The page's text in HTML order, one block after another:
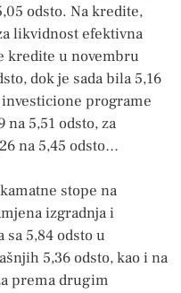
odsto. Na kredite,
likvidnost efektivna
kredite u novembru
dok je sada bila 5,16
programe
na 5,51 odsto, za
na 5,45 odsto…
stope na
izgradnja i
sa 5,84 odsto u
5,36 odsto, kao i na
prema drugim